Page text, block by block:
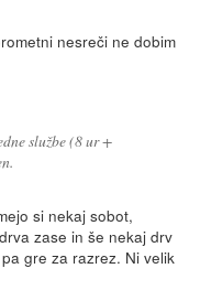
nesreči ne dobim
službe (8 ur +
si nekaj sobot,
zase in še nekaj drv
gre za razrez. Ni velik